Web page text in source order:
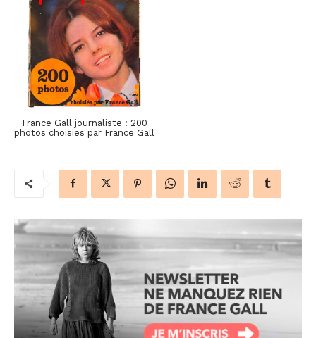
France Gall journaliste : 200
photos choisies par France Gall